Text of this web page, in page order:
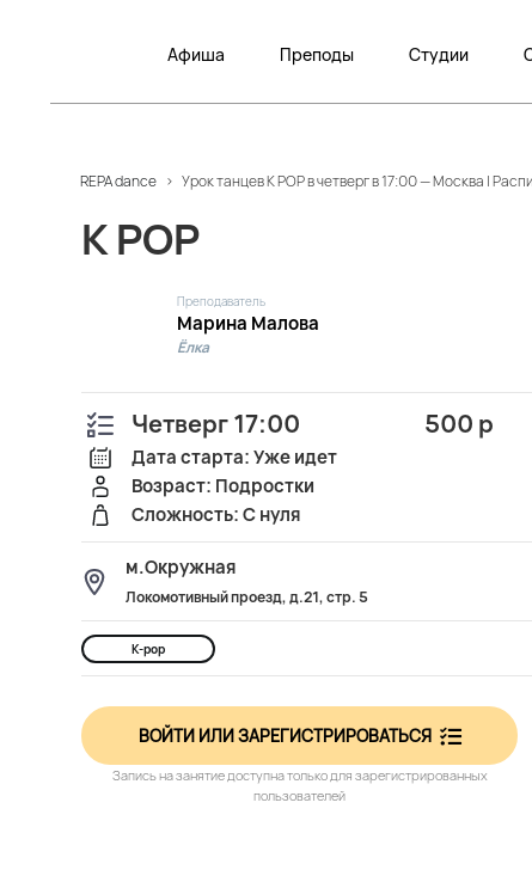
Афиша Преподы Студии
REPA dance > Урок танцев K POP в четверг в 17:00 — Москва |
K POP
Преподаватель
Марина Малова
Ёлка
Четверг 17:00 500 р
Дата старта: Уже идет
Возраст: Подростки
Сложность: С нуля
м.Окружная
Локомотивный проезд, д.21, стр. 5
K-pop
ВОЙТИ ИЛИ ЗАРЕГИСТРИРОВАТЬСЯ
Запись на занятие доступна только для зарегистрированных
пользователей